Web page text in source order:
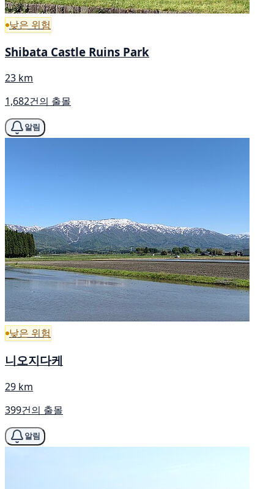
낮은 위험
Shibata Castle Ruins Park
23 km
1,682건의 출몰
알림
낮은 위험
니오지다케
29 km
399건의 출몰
알림